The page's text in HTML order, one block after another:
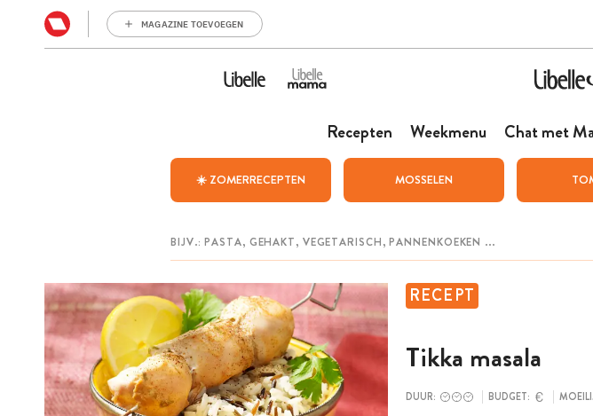
MAGAZINE TOEVOEGEN
Recepten Weekmenu Chat met
☀️ ZOMERRECEPTEN MOSSELEN
RECEPT
Tikka masala
DUUR: BUDGET: